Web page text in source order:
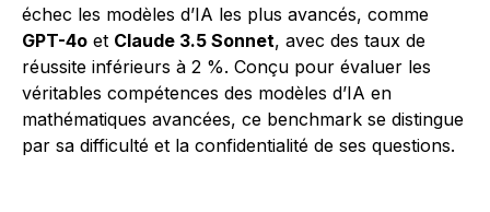
échec les modèles d’IA les plus avancés, comme
GPT-4o et Claude 3.5 Sonnet, avec des taux de
réussite inférieurs à 2 %. Conçu pour évaluer les
véritables compétences des modèles d’IA en
mathématiques avancées, ce benchmark se distingue
par sa difficulté et la confidentialité de ses questions.